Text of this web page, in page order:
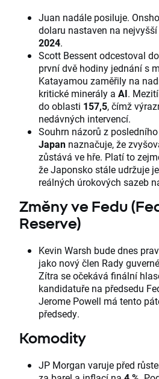
Juan nadále posiluje.
dolaru nastaven na
2024.
Scott Bessent odcestoval
první dvě hodiny jednání s
Katayamou zaměřily na
kritické minerály a AI.
do oblasti 157,5, čímž
nedávných intervencí.
Souhrn názorů z
Japan naznačuje, že
zůstává ve hře. Platí to
že Japonsko stále udržuje
reálných úrokových sazeb
Změny ve Fedu
Reserve)
Kevin Warsh bude dnes
jako nový člen Rady
Zítra se očekává finální
kandidatuře na předsedu
Jerome Powell má tento
předsedy.
Komodity
JP Morgan varuje před